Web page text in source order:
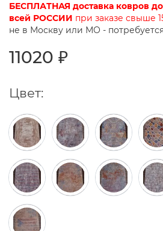
БЕСПЛАТНАЯ доставка ковров
всей РОССИИ при заказе свыше
не в Москву или МО - потребуется
11020 ₽
Цвет: